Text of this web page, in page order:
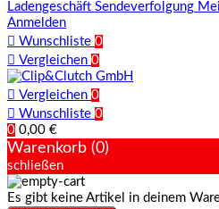
Ladengeschäft Sendeverfolgung
Anmelden
 Wunschliste 0
 Vergleichen 0
 Vergleichen 0
 Wunschliste 0
0 0,00 €
Warenkorb (0)
schließen
Es gibt keine Artikel in deinem